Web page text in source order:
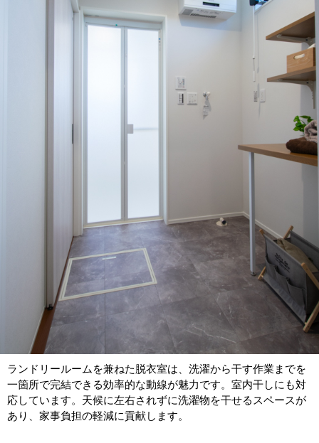
ランドリールームを兼ねた脱衣室は、洗濯から干す作業までを
一箇所で完結できる効率的な動線が魅力です。室内干しにも対
応しています。天候に左右されずに洗濯物を干せるスペースが
あり、家事負担の軽減に貢献します。